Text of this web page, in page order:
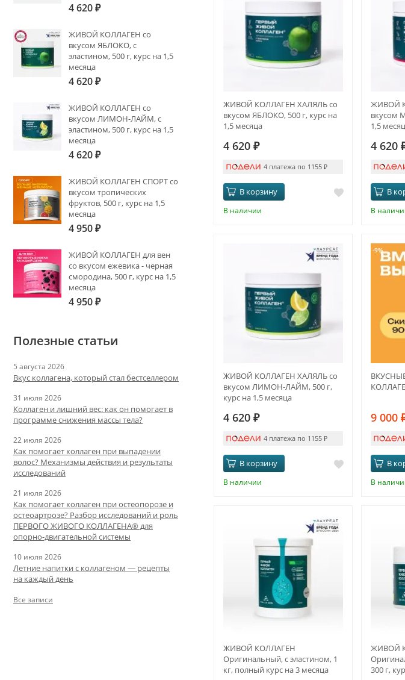
ЖИВОЙ КОЛЛАГЕН ХАЛЯЛЬ со
вкусом ЯБЛОКО, 500 г, курс на
1,5 месяца
4 620 ₽
4 платежа по 1155₽
В корзину
В наличии
ЖИВОЙ
вкусом
1,5
4 620
В
В
ЖИВОЙ КОЛЛАГЕН ХАЛЯЛЬ со
вкусом ЛИМОН-ЛАЙМ, 500 г,
курс на 1,5 месяца
4 620 ₽
4 платежа по 1155₽
В корзину
В наличии
-9%
9 000
В
В
ЖИВОЙ КОЛЛАГЕН
Оригинальный, с эластином, 1
кг, полный курс на 3 месяца
ЖИВОЙ
300 г,
4 620₽
ЖИВОЙ КОЛЛАГЕН со
вкусом ЯБЛОКО, с
эластином, 500 г, курс на 1,5
месяца
4 620₽
ЖИВОЙ КОЛЛАГЕН со
вкусом ЛИМОН-ЛАЙМ, с
эластином, 500 г, курс на 1,5
месяца
4 620₽
ЖИВОЙ КОЛЛАГЕН СПОРТ со
вкусом тропических
фруктов, 500 г, курс на 1,5
месяца
4 950₽
ЖИВОЙ КОЛЛАГЕН для вен
со вкусом ежевика - черная
смородина, 500 г, курс на 1,5
месяца
4 950₽
Полезные статьи
5 августа 2026
Вкус коллагена, который стал бестселлером
31 июля 2026
Коллаген и лишний вес: как он помогает в
программе снижения массы тела?
22 июля 2026
Как помогает коллаген при выпадении
волос? Механизмы действия и результаты
исследований
21 июля 2026
Как помогает коллаген при остеопорозе и
остеоартрозе? Разбор исследований и роль
ПЕРВОГО ЖИВОГО КОЛЛАГЕНА® для
опорно-двигательной системы
10 июля 2026
Летние напитки с коллагеном — рецепты
на каждый день
Все записи